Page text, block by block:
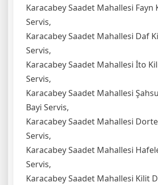
Karacabey Saadet Mahallesi Fayn
Servis,
Karacabey Saadet Mahallesi Daf
Servis,
Karacabey Saadet Mahallesi İto
Servis,
Karacabey Saadet Mahallesi
Bayi Servis,
Karacabey Saadet Mahallesi
Servis,
Karacabey Saadet Mahallesi
Servis,
Karacabey Saadet Mahallesi Kilit